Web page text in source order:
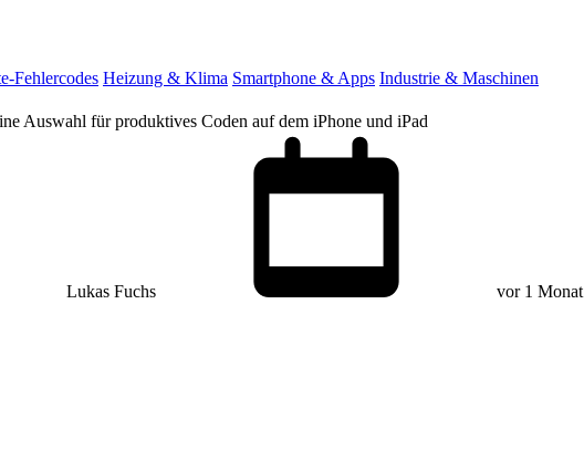
Fehlercodes Heizung & Klima Smartphone & Apps Industrie & Maschinen
Auswahl für produktives Coden auf dem iPhone und iPad
Lukas Fuchs vor 1 Monat